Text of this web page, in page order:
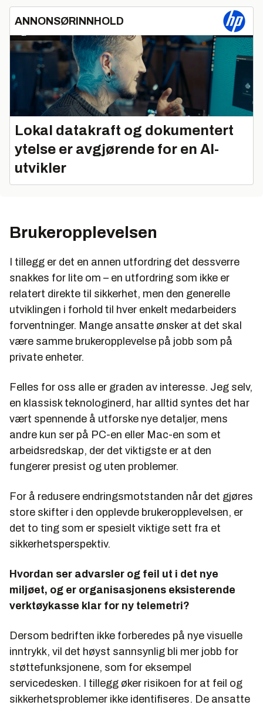
ANNONSØRINNHOLD
Lokal datakraft og dokumentert
ytelse er avgjørende for en AI-
utvikler
Brukeropplevelsen
I tillegg er det en annen utfordring det dessverre
snakkes for lite om – en utfordring som ikke er
relatert direkte til sikkerhet, men den generelle
utviklingen i forhold til hver enkelt medarbeiders
forventninger. Mange ansatte ønsker at det skal
være samme brukeropplevelse på jobb som på
private enheter.
Felles for oss alle er graden av interesse. Jeg selv,
en klassisk teknologinerd, har alltid syntes det har
vært spennende å utforske nye detaljer, mens
andre kun ser på PC-en eller Mac-en som et
arbeidsredskap, der det viktigste er at den
fungerer presist og uten problemer.
For å redusere endringsmotstanden når det gjøres
store skifter i den opplevde brukeropplevelsen, er
det to ting som er spesielt viktige sett fra et
sikkerhetsperspektiv.
Hvordan ser advarsler og feil ut i det nye
miljøet, og er organisasjonens eksisterende
verktøykasse klar for ny telemetri?
Dersom bedriften ikke forberedes på nye visuelle
inntrykk, vil det høyst sannsynlig bli mer jobb for
støttefunksjonene, som for eksempel
servicedesken. I tillegg øker risikoen for at feil og
sikkerhetsproblemer ikke identifiseres. De ansatte